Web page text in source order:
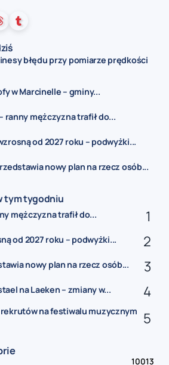
błędu przy pomiarze prędkości
w Marcinelle – gminy...
ranny mężczyzna trafił do...
od 2027 roku – podwyżki...
nowy plan na rzecz osób...
tym tygodniu
mężczyzna trafił do...
od 2027 roku – podwyżki...
nowy plan na rzecz osób...
na Laeken – zmiany w...
na festiwalu muzycznym
10013